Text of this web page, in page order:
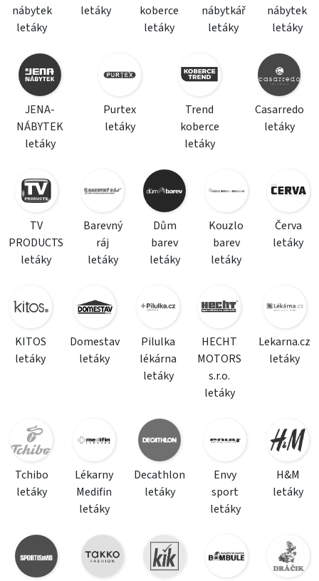
nábytek
letáky
letáky
koberce
letáky
nábytkář
letáky
nábytek
letáky
JENA-
NÁBYTEK
letáky
Purtex
letáky
Trend
koberce
letáky
Casarredo
letáky
TV
PRODUCTS
letáky
Barevný
ráj
letáky
Dům
barev
letáky
Kouzlo
barev
letáky
Červa
letáky
KITOS
letáky
Domestav
letáky
Pilulka
lékárna
letáky
HECHT
MOTORS
s.r.o.
letáky
Lekarna.cz
letáky
Tchibo
letáky
Lékarny
Medifin
letáky
Decathlon
letáky
Envy
sport
letáky
H&M
letáky